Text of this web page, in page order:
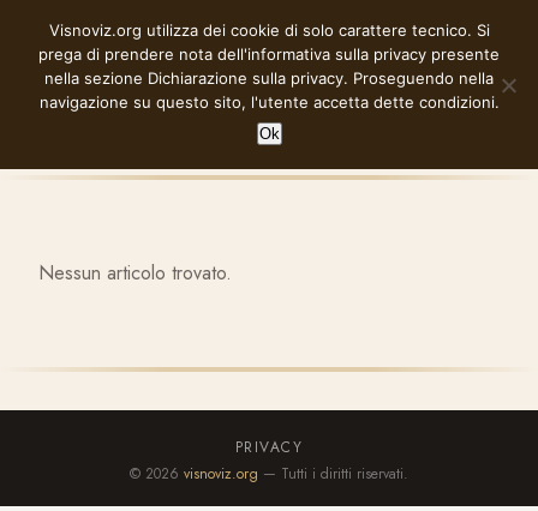
contenuto
VISNOVIZ.ORG
Nessun articolo trovato.
PRIVACY
© 2026 visnoviz.org — Tutti i diritti riservati.
Visnoviz.org utilizza dei cookie di solo carattere tecnico. Si
prega di prendere nota dell'informativa sulla privacy presente
nella sezione Dichiarazione sulla privacy. Proseguendo nella
navigazione su questo sito, l'utente accetta dette condizioni.
Ok